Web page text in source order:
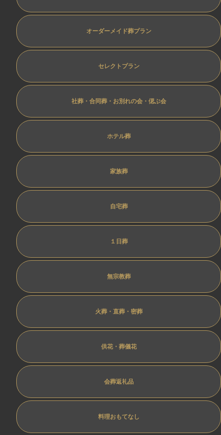
オーダーメイド葬プラン
セレクトプラン
社葬・合同葬・お別れの会・偲ぶ会
ホテル葬
家族葬
自宅葬
１日葬
無宗教葬
火葬・直葬・密葬
供花・葬儀花
会葬返礼品
料理おもてなし